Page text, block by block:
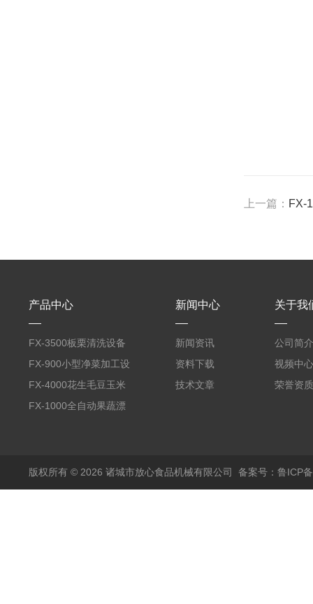
上一篇： FX-
产品中心
FX-3500板栗清洗设备
全自动气泡清洗机
FX-900小型净菜加工设
备野菜清洗机
FX-4000花生毛豆玉米
蒸煮漂烫机
FX-1000全自动果蔬漂
新闻中心
新闻资讯
资料下载
技术文章
关于我
公司简介
视频中心
荣誉资质
版权所有 © 2026 诸城市放心食品机械有限公司 备案号：鲁ICP